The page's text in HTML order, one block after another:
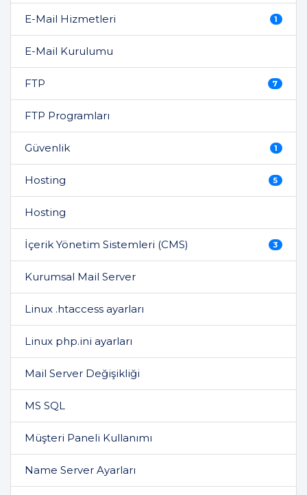
E-Mail Hizmetleri 1
E-Mail Kurulumu
FTP 7
FTP Programları
Güvenlik 1
Hosting 5
Hosting
İçerik Yönetim Sistemleri (CMS) 3
Kurumsal Mail Server
Linux .htaccess ayarları
Linux php.ini ayarları
Mail Server Değişikliği
MS SQL
Müşteri Paneli Kullanımı
Name Server Ayarları